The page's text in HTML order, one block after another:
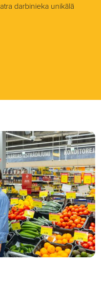
darbinieka unikālā